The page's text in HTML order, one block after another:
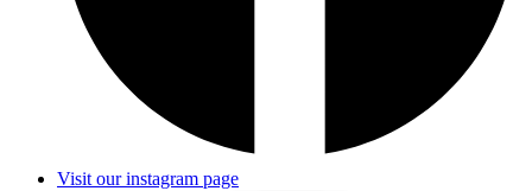
Visit our instagram page